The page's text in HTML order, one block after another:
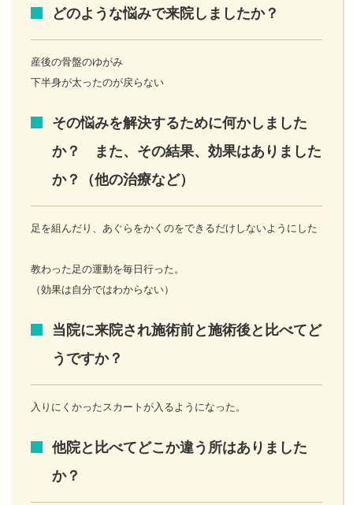
どのような悩みで来院しましたか？
産後の骨盤のゆがみ
下半身が太ったのが戻らない
その悩みを解決するために何かしました
か？ また、その結果、効果はありました
か？（他の治療など）
足を組んだり、あぐらをかくのをできるだけしないようにした
教わった足の運動を毎日行った。
（効果は自分ではわからない）
当院に来院され施術前と施術後と比べてど
うですか？
入りにくかったスカートが入るようになった。
他院と比べてどこか違う所はありました
か？